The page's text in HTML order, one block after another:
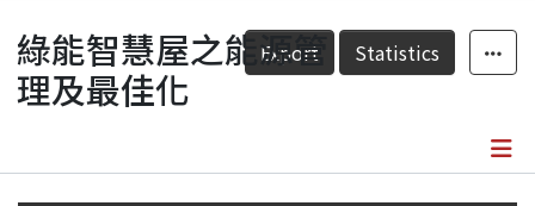
Fundings & Projects
Researchers
Export Statistics
綠能智慧屋之能源管
理及最佳化
Details